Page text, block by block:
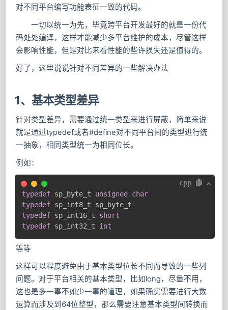
对不同平台编写功能表征一致的代码。
一切以统一为先，毕竟跨平台开发最好的就是一份代
码处处编译，这样才能减少多平台维护的成本，尽管这样
会影响性能，但是对比来看性能的些许损失还是值得的。
好了，这里说说针对不同差异的一些解决办法
1、基本类型差异
针对类型差异，需要通过统一类型来进行屏蔽，简单来说
就是通过typedef或者#define对不同平台间的类型进行统
一抽象，相同类型统一为相同位长。
例如：
cpp
typedef sp_byte_t unsigned
char
typedef
typedef sp_int16_t short
typedef sp_int32_t int
等等
这样可以程度避免由于基本类型位长不同而导致的一些列
问题。对于平台相关的基本类型，比如long，尽量不用，
这也是多一事不如少一事的道理，如果确实需要进行大数
运算而涉及到64位整型，那么需要注意基本类型间转换而